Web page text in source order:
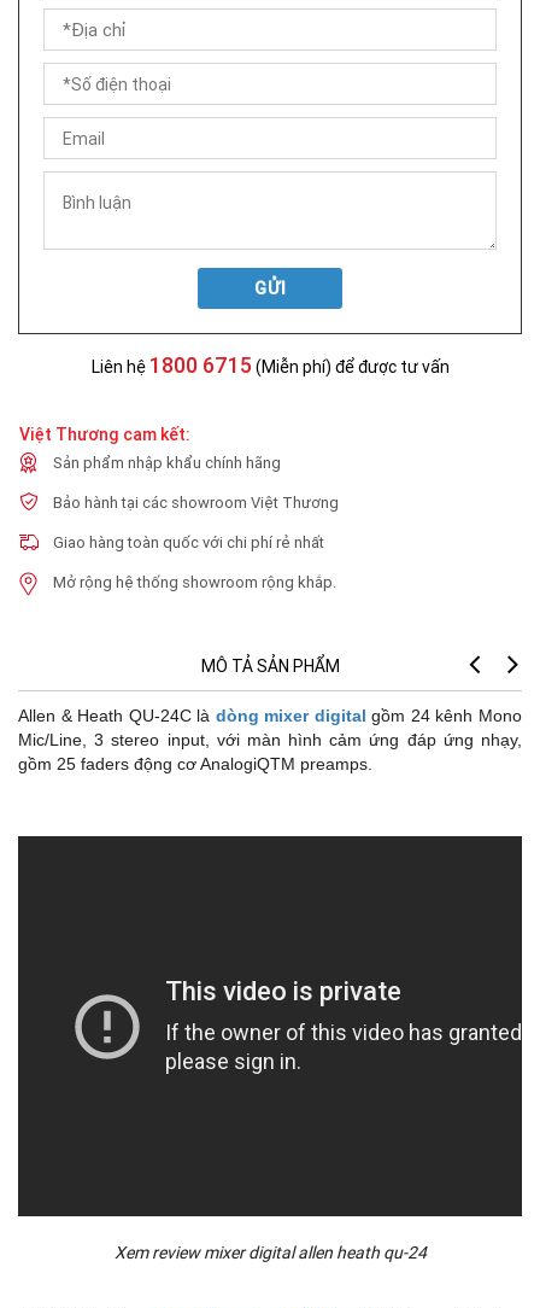
GỬI
Liên hệ 1800 6715 (Miễn phí) để được tư vấn
Việt Thương cam kết:
Sản phẩm nhập khẩu chính hãng
Bảo hành tại các showroom Việt Thương
Giao hàng toàn quốc với chi phí rẻ nhất
Mở rộng hệ thống showroom rộng khắp.
MÔ TẢ SẢN PHẨM
Allen & Heath QU-24C là dòng mixer digital gồm 24 kênh Mono
Mic/Line, 3 stereo input, với màn hình cảm ứng đáp ứng nhạy,
gồm 25 faders động cơ AnalogiQTM preamps.
Xem review mixer digital allen heath qu-24